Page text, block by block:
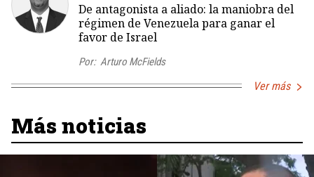
De antagonista a aliado: la maniobra del
régimen de Venezuela para ganar el
favor de Israel
Por: Arturo McFields
Ver más
Más noticias